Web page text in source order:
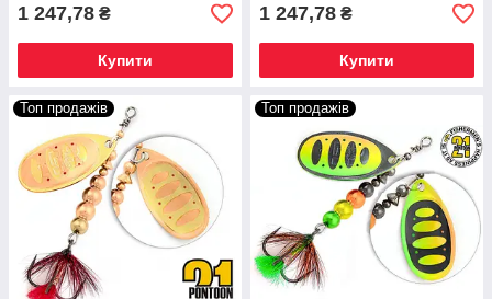
1 247,78 ₴
Купити
1 247,78 ₴
Купити
Топ продажів Топ продажів